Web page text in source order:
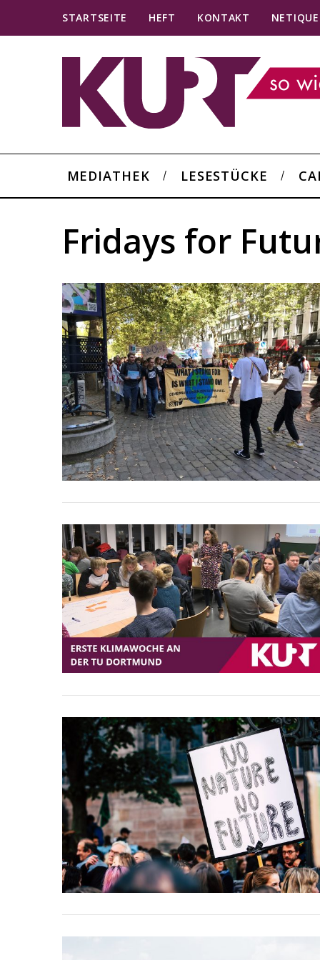
STARTSEITE HEFT KONTAKT
MEDIATHEK LESESTÜCKE
Fridays for